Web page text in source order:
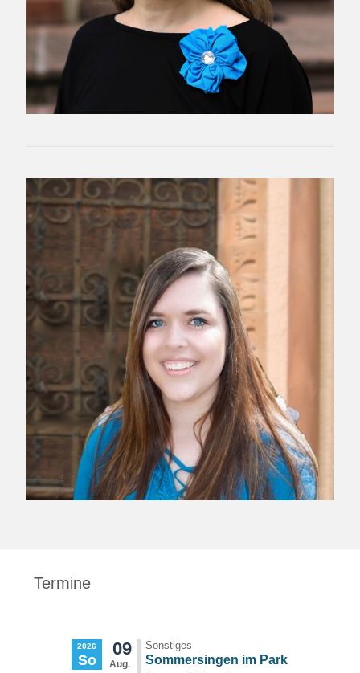
Termine